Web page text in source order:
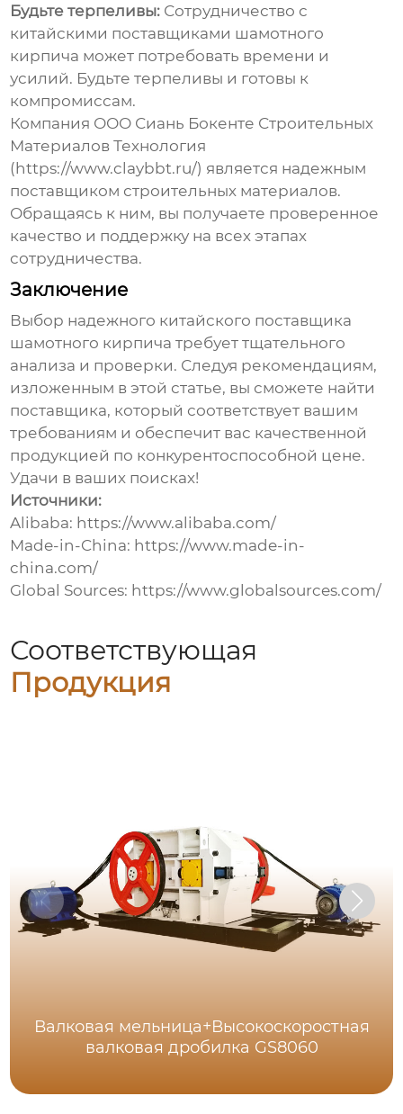
Будьте терпеливы: Сотрудничество с
китайскими поставщиками шамотного
кирпича может потребовать времени и
усилий. Будьте терпеливы и готовы к
компромиссам.
Компания ООО Сиань Бокенте Строительных
Материалов Технология
( https://www.claybbt.ru/) является надежным
поставщиком строительных материалов.
Обращаясь к ним, вы получаете проверенное
качество и поддержку на всех этапах
сотрудничества.
Заключение
Выбор надежного китайского поставщика
шамотного кирпича требует тщательного
анализа и проверки. Следуя рекомендациям,
изложенным в этой статье, вы сможете найти
поставщика, который соответствует вашим
требованиям и обеспечит вас качественной
продукцией по конкурентоспособной цене.
Удачи в ваших поисках!
Источники:
Alibaba: https://www.alibaba.com/
Made-in-China: https://www.made-in-
china.com/
Global Sources: https://www.globalsources.com/
Соответствующая
Продукция
Валковая мельница+Высокоскоростная
валковая дробилка GS8060